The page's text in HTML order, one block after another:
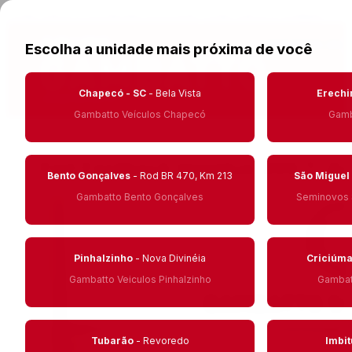
SEMINOVOS
Encontre
Fiat Fastback Impetus 200 T.
Fastback Impetus 200 T. Aut (Hibrído)
Escolha a unidade mais próxima de você
Chapecó - SC - Bela Vista
Gambatto Veículos Chapecó
Bento Gonçalves - Rod BR 470, Km 213
Gambatto Bento Gonçalves
São Miguel
Seminovos
Pinhalzinho - Nova Divinéia
Gambatto Veiculos Pinhalzinho
Criciúma
Tubarão - Revoredo